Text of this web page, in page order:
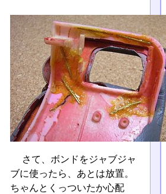
さて、ボンドをジャブジャ
ブに使ったら、あとは放置。
ちゃんとくっついたか心配